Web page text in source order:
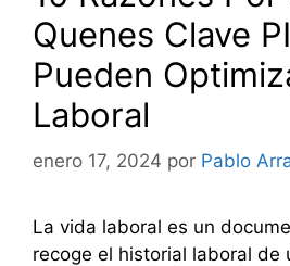
Quenes Clave
Pueden
Laboral
enero 17, 2024 por Pablo
La vida laboral es un
recoge el historial laboral de